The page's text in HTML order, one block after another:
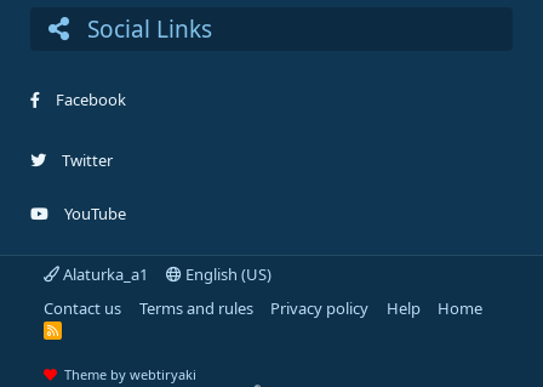
Social Links
Facebook
Twitter
YouTube
Alaturka_a1
English (US)
Contact us
Terms and rules Privacy policy Help Home
R
Theme by webtiryaki